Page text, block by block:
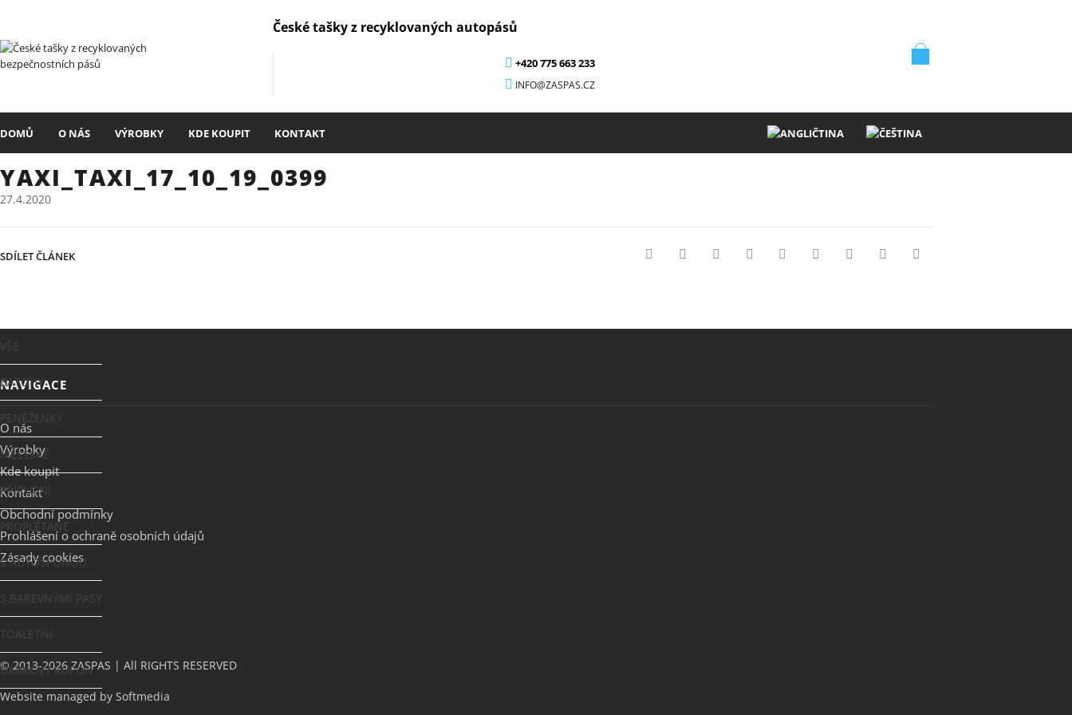
České tašky z recyklovaných autopásů
+420 775 663 233
INFO@ZASPAS.CZ
DOMŮ O NÁS VÝROBKY KDE KOUPIT KONTAKT
YAXI_TAXI_17_10_19_0399
27.4.2020
SDÍLET ČLÁNEK
VŠE
BATOHY
PENĚŽENKY
MĚSTSKÉ
PŘÍRUČNÍ
PROPLÉTANÉ
S AUTOSPONOU
S BAREVNÝMI PÁSY
TOALETNÍ
DÁRKOVÝ KUPÓN
NAVIGACE
O nás
Výrobky
Kde koupit
Kontakt
Obchodní podmínky
Prohlášení o ochraně osobních údajů
Zásady cookies
© 2013-2026 ZASPAS | All RIGHTS RESERVED
Website managed by Softmedia